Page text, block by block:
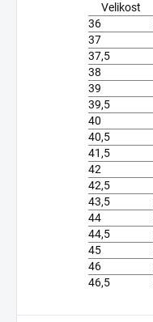
Velikost
36
37
37,5
38
39
39,5
40
40,5
41,5
42
42,5
43,5
44
44,5
45
46
46,5